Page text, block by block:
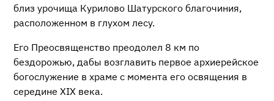
близ урочища Курилово Шатурского благочиния,
расположенном в глухом лесу.
Его Преосвященство преодолел 8 км по
бездорожью, дабы возглавить первое архиерейское
богослужение в храме с момента его освящения в
середине XIX века.